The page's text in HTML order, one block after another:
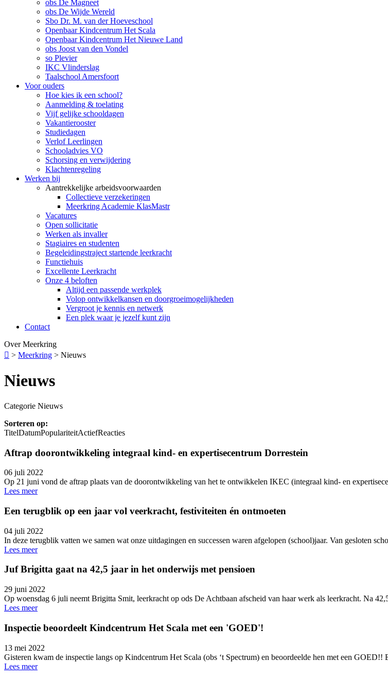
obs De Magneet
obs De Wijde Wereld
Sbo Dr. M. van der Hoeveschool
Openbaar Kindcentrum Het Scala
Openbaar Kindcentrum Het Nieuwe Land
obs Joost van den Vondel
so Plevier
IKC Vlinderslag
Taalschool Amersfoort
Voor ouders
Hoe kies ik een school?
Aanmelding & toelating
Vijf gelijke schooldagen
Vakantierooster
Studiedagen
Verlof Leerlingen
Schooladvies VO
Schorsing en verwijdering
Klachtenregeling
Werken bij
Aantrekkelijke arbeidsvoorwaarden
Collectieve verzekeringen
Meerkring Academie KlasMastr
Vacatures
Open sollicitatie
Werken als invaller
Stagiaires en studenten
Begeleidingstraject startende leerkracht
Functiehuis
Excellente Leerkracht
Onze 4 beloften
Altijd een passende werkplek
Volop ontwikkelkansen en doorgroeimogelijkheden
Vergroot je kennis en netwerk
Een plek waar je jezelf kunt zijn
Contact
Over Meerkring
 > Meerkring > Nieuws
Nieuws
Categorie Nieuws
Sorteren op:
TitelDatumPopulariteitActiefReacties
Aftrap doorontwikkeling integraal kind- en expertisecentrum Dorrestein
06 juli 2022
Op 21 juni vond de aftrap plaats van de doorontwikkeling van het te ontwikkelen IKEC (integraal kind- en
Lees meer
Een terugblik op een jaar vol veerkracht, festiviteiten én ontmoeten
04 juli 2022
In deze terugblik vatten we samen wat onze uitdagingen en successen waren afgelopen (school)jaar. Van gesloten
Lees meer
Juf Brigitta gaat na 42,5 jaar in het onderwijs met pensioen
29 juni 2022
Op woensdag 6 juli neemt Brigitta Smit, leerkracht op ods De Achtbaan afscheid van haar werk als leerkracht. Na
Lees meer
Inspectie beoordeelt Kindcentrum Het Scala met een 'GOED'!
13 mei 2022
Gisteren kwam de inspectie langs op Kindcentrum Het Scala (obs ‘t Spectrum) en beoordeelde hen met een GOED!!
Lees meer